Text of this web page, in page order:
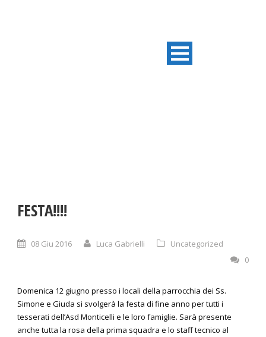
FESTA!!!!
08 Giu 2016 Luca Gabrielli
Uncategorized
0
Domenica 12 giugno presso i locali della parrocchia dei Ss.
Simone e Giuda si svolgerà la festa di fine anno per tutti i
tesserati dell’Asd Monticelli e le loro famiglie. Sarà presente
anche tutta la rosa della prima squadra e lo staff tecnico al